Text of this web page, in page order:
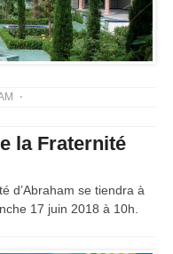
la Fraternité
d’Abraham se tiendra à
17 juin 2018 à 10h.